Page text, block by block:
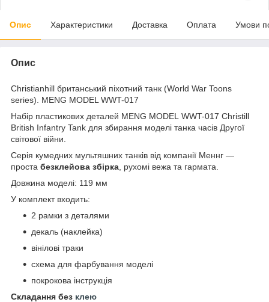
Опис Характеристики Доставка Оплата Умови
Опис
Christianhill британський піхотний танк (World War Toons
series). MENG MODEL WWT-017
Набір пластикових деталей MENG MODEL WWT-017 Christill
British Infantry Tank для збирання моделі танка часів Другої
світової війни.
Серія кумедних мультяшних танків від компанії Меннг —
проста безклейова збірка , рухомі вежа та гармата.
Довжина моделі: 119 мм
У комплект входить:
2 рамки з деталями
декаль (наклейка)
вінілові траки
схема для фарбування моделі
покрокова інструкція
Складання без клею